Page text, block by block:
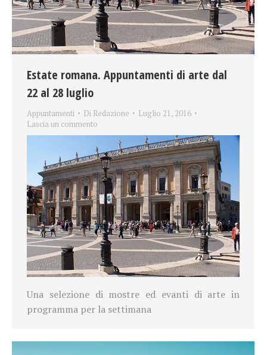
Estate romana. Appuntamenti di arte dal
22 al 28 luglio
Appuntamenti Di Redazione
Luglio 21, 2016
Lascia un commento
Una selezione di mostre ed evanti di arte in
programma per la settimana